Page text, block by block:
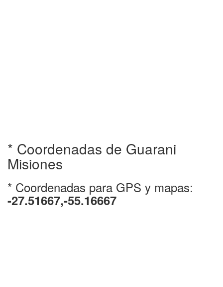
* Coordenadas de Guarani
Misiones
* Coordenadas para GPS y mapas:
-27.51667,-55.16667